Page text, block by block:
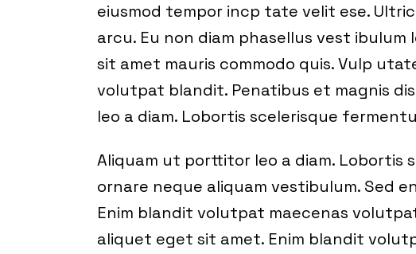
eiusmod tempor incp tate velit ese.
arcu. Eu non diam phasellus vest
sit amet mauris commodo quis. Vulp
volutpat blandit. Penatibus et magnis
leo a diam. Lobortis scelerisque
Aliquam ut porttitor leo a diam. Lobortis
ornare neque aliquam vestibulum. Sed
Enim blandit volutpat maecenas
aliquet eget sit amet. Enim blandit